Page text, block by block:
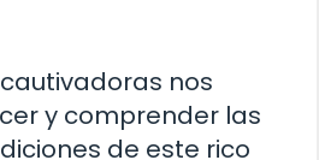
nos
y comprender las
de este rico